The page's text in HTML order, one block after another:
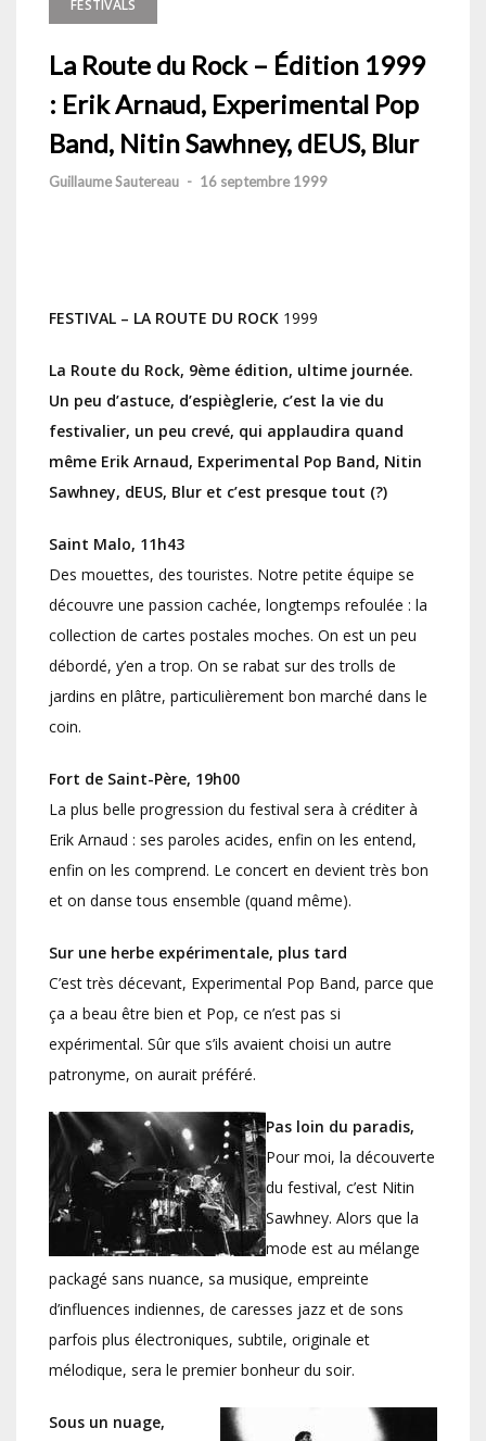
FESTIVALS
La Route du Rock – Édition 1999
: Erik Arnaud, Experimental Pop
Band, Nitin Sawhney, dEUS, Blur
Guillaume Sautereau - 16 septembre 1999
FESTIVAL – LA ROUTE DU ROCK 1999
La Route du Rock, 9ème édition, ultime journée.
Un peu d’astuce, d’espièglerie, c’est la vie du
festivalier, un peu crevé, qui applaudira quand
même Erik Arnaud, Experimental Pop Band, Nitin
Sawhney, dEUS, Blur et c’est presque tout (?)
Saint Malo, 11h43
Des mouettes, des touristes. Notre petite équipe se
découvre une passion cachée, longtemps refoulée : la
collection de cartes postales moches. On est un peu
débordé, y’en a trop. On se rabat sur des trolls de
jardins en plâtre, particulièrement bon marché dans le
coin.
Fort de Saint-Père, 19h00
La plus belle progression du festival sera à créditer à
Erik Arnaud : ses paroles acides, enfin on les entend,
enfin on les comprend. Le concert en devient très bon
et on danse tous ensemble (quand même).
Sur une herbe expérimentale, plus tard
C’est très décevant, Experimental Pop Band, parce que
ça a beau être bien et Pop, ce n’est pas si
expérimental. Sûr que s’ils avaient choisi un autre
patronyme, on aurait préféré.
Pas loin du paradis,
Pour moi, la découverte
du festival, c’est Nitin
Sawhney. Alors que la
mode est au mélange
packagé sans nuance, sa musique, empreinte
d’influences indiennes, de caresses jazz et de sons
parfois plus électroniques, subtile, originale et
mélodique, sera le premier bonheur du soir.
Sous un nuage,